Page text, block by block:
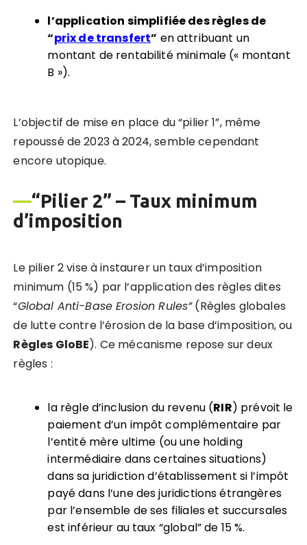
l’application simplifiée des règles de
“prix de transfert” en attribuant un
montant de rentabilité minimale (« montant
B »).
L’objectif de mise en place du “pilier 1”, même
repoussé de 2023 à 2024, semble cependant
encore utopique.
—“Pilier 2” – Taux minimum
d ’imposition
Le pilier 2 vise à instaurer un taux d’imposition
minimum (15 %) par l’application des règles dites
“Global Anti-Base Erosion Rules”(Règles globales
de lutte contre l’érosion de la base d’imposition, ou
Règles GloBE). Ce mécanisme repose sur deux
règles :
la règle d’inclusion du revenu (RIR) prévoit le
paiement d’un impôt complémentaire par
l’entité mère ultime (ou une holding
intermédiaire dans certaines situations)
dans sa juridiction d’établissement si l’impôt
payé dans l’une des juridictions étrangères
par l’ensemble de ses filiales et succursales
est inférieur au taux “global” de 15 %.